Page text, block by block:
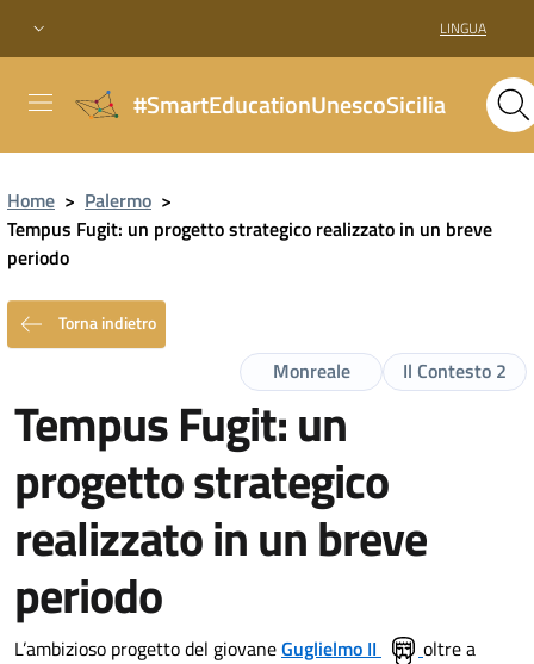
LINGUA
#SmartEducationUnescoSicilia
Home > Palermo >
Tempus Fugit: un progetto strategico realizzato in un breve
periodo
Torna indietro
Il Contesto 2
Monreale
Tempus Fugit: un
progetto strategico
realizzato in un breve
periodo
L’ambizioso progetto del giovaneGuglielmo II
oltre a